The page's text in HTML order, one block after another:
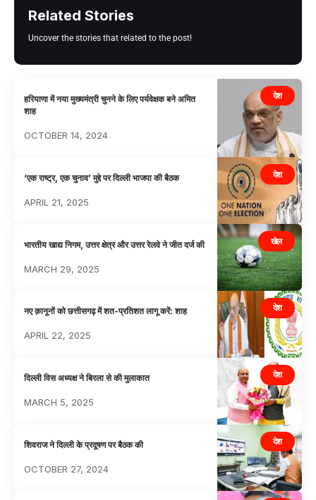
Related Stories
Uncover the stories that related to the post!
देश
हरियाणा में नया मुख्यमंत्री चुनने के लिए पर्यवेक्षक बने अमित
शाह
OCTOBER 14, 2024
देश
‘एक राष्ट्र, एक चुनाव’ मुद्दे पर दिल्ली भाजपा की बैठक
APRIL 21, 2025
खेल
भारतीय खाद्य निगम, उत्तर क्षेत्र और उत्तर रेलवे ने जीत दर्ज की
MARCH 29, 2025
देश
नए क़ानूनों को छत्तीसगढ़ में शत-प्रतिशत लागू करें: शाह
APRIL 22, 2025
देश
दिल्ली विस अध्यक्ष ने बिरला से की मुलाकात
MARCH 5, 2025
देश
शिवराज ने दिल्ली के प्रदूषण पर बैठक की
OCTOBER 27, 2024